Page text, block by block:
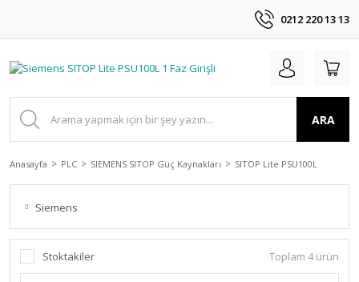
0212 220 13 13
ARA
Anasayfa PLC SIEMENS SITOP Güç Kaynakları SITOP Lite PSU100L
Siemens
Stoktakiler Toplam 4 ürün